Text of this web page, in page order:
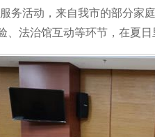
务活动，来自我市的部分家
、法治馆互动等环节，在夏日